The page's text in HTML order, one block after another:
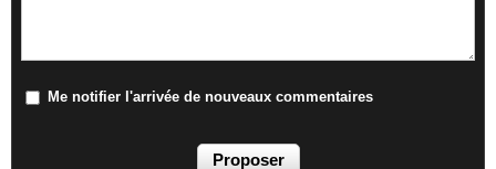
Me notifier l'arrivée de nouveaux commentaires